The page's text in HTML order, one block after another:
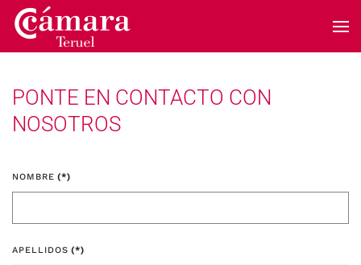
Skip to main content
PONTE EN CONTACTO CON
NOSOTROS
NOMBRE (*)
APELLIDOS (*)